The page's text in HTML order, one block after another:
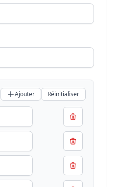
Ajouter Réinitialiser